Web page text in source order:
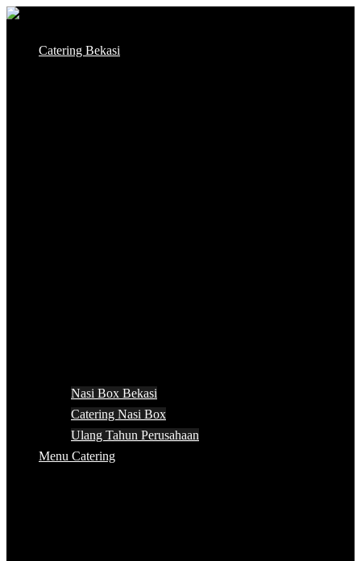
Skip
content
Catering Bekasi
Nasi Box Bekasi
Catering Nasi Box
Ulang Tahun Perusahaan
Menu Catering